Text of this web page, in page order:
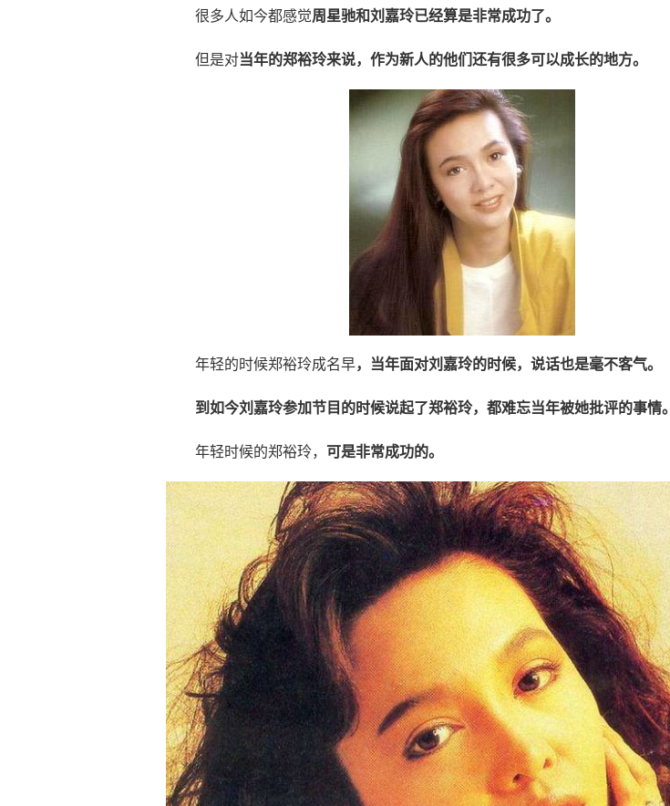
很多人如今都感觉周星驰和刘嘉玲已经算是非常成功了。
但是对当年的郑裕玲来说，作为新人的他们还有很多可以成长的地方。
年轻的时候郑裕玲成名早，当年面对刘嘉玲的时候，说话也是毫不客气。
到如今刘嘉玲参加节目的时候说起了郑裕玲，都难忘当年被她批评的事情。
年轻时候的郑裕玲， 可是非常成功的。